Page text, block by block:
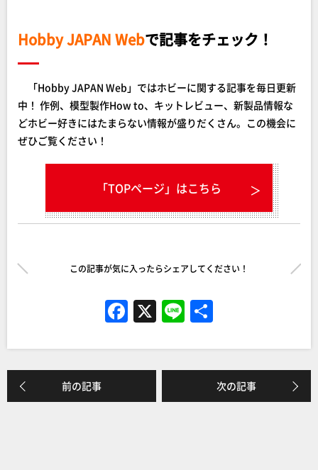
Hobby JAPAN Webで記事をチェック！
「Hobby JAPAN Web」ではホビーに関する記事を毎日更新
中！ 作例、模型製作How to、キットレビュー、新製品情報な
どホビー好きにはたまらない情報が盛りだくさん。この機会に
ぜひご覧ください！
「TOPページ」はこちら
この記事が気に入ったらシェアしてください！
F
a
c
e
b
X Li
n
e
前の記事 次の記事